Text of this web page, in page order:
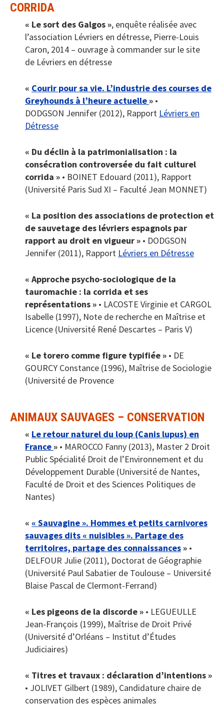
CORRIDA
« Le sort des Galgos », enquête réalisée avec
l’association Lévriers en détresse, Pierre-Louis
Caron, 2014 – ouvrage à commander sur le site
de Lévriers en détresse
« Courir pour sa vie. L’industrie des courses de
Greyhounds à l’heure actuelle» •
DODGSON Jennifer (2012), Rapport Lévriers en
Détresse
« Du déclin à la patrimonialisation : la
consécration controversée du fait culturel
corrida » • BOINET Edouard (2011), Rapport
(Université Paris Sud XI – Faculté Jean MONNET)
« La position des associations de protection et
de sauvetage des lévriers espagnols par
rapport au droit en vigueur » • DODGSON
Jennifer (2011), Rapport Lévriers en Détresse
« Approche psycho-sociologique de la
tauromachie : la corrida et ses
représentations » • LACOSTE Virginie et CARGOL
Isabelle (1997), Note de recherche en Maîtrise et
Licence (Université René Descartes – Paris V)
« Le torero comme figure typifiée » • DE
GOURCY Constance (1996), Maîtrise de Sociologie
(Université de Provence
ANIMAUX SAUVAGES – CONSERVATION
« Le retour naturel du loup (Canis lupus) en
France» • MAROCCO Fanny (2013), Master 2 Droit
Public Spécialité Droit de l’Environnement et du
Développement Durable (Université de Nantes,
Faculté de Droit et des Sciences Politiques de
Nantes)
« « Sauvagine ». Hommes et petits carnivores
sauvages dits « nuisibles ». Partage des
territoires, partage des connaissances» •
DELFOUR Julie (2011), Doctorat de Géographie
(Université Paul Sabatier de Toulouse – Université
Blaise Pascal de Clermont-Ferrand)
« Les pigeons de la discorde » • LEGUEULLE
Jean-François (1999), Maîtrise de Droit Privé
(Université d’Orléans – Institut d’Études
Judiciaires)
« Titres et travaux : déclaration d’intentions »
• JOLIVET Gilbert (1989), Candidature chaire de
conservation des espèces animales